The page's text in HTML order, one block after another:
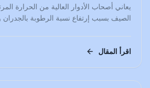
يعاني أصحاب الأدوار العالية من الحرارة
الصيف بسبب إرتفاع نسبة الرطوبة
اقرأ المقال